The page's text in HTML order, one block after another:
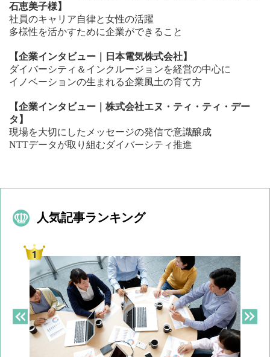
石恵美子様】
社員のキャリア自律と女性の活躍
多様性を活かすために企業ができること
【企業インタビュー｜日本電気株式会社】
ダイバーシティ＆インクルージョンを経営の中心に
イノベーションの生まれる企業風土の育て方
【企業インタビュー｜株式会社エヌ・ティ・ティ・デー
タ】
現場を大切にしたメッセージの発信で意識醸成
NTTデータが取り組むダイバーシティ推進
人気記事ランキング